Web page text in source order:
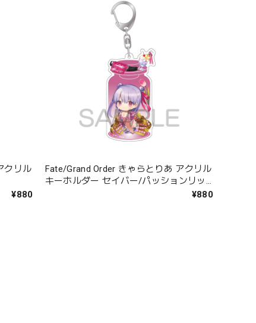
クリル
¥880
Fate/Grand Order きゃらとりあ アクリル
キーホルダー セイバー/パッションリッ
¥880